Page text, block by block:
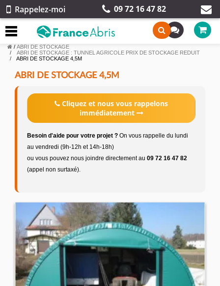
Rappelez-moi 09 72 16 47 82
/ ABRI DE STOCKAGE
ABRI DE STOCKAGE : TUNNEL AGRICOLE PRIX DE STOCKAGE REDUIT
ABRI DE STOCKAGE 4,5M
ABRI DE STOCKAGE 4,5M
Cliquez et nous vous rappelons
immédiatement
Besoin d'aide pour votre projet ? On vous rappelle du lundi
au vendredi (9h-12h et 14h-18h)
ou vous pouvez nous joindre directement au 09 72 16 47 82
(appel non surtaxé).